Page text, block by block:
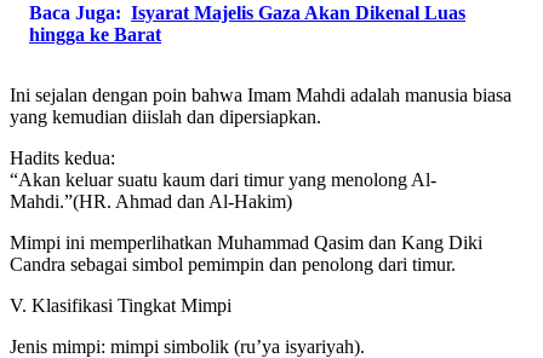
Baca Juga: Isyarat Majelis Gaza Akan Dikenal Luas
hingga ke Barat
Ini sejalan dengan poin bahwa Imam Mahdi adalah manusia biasa
yang kemudian diislah dan dipersiapkan.
Hadits kedua:
“Akan keluar suatu kaum dari timur yang menolong Al-
Mahdi.”(HR. Ahmad dan Al-Hakim)
Mimpi ini memperlihatkan Muhammad Qasim dan Kang Diki
Candra sebagai simbol pemimpin dan penolong dari timur.
V. Klasifikasi Tingkat Mimpi
Jenis mimpi: mimpi simbolik (ru’ya isyariyah).